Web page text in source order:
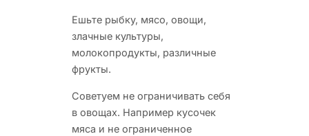
Ешьте рыбку, мясо, овощи,
злачные культуры,
молокопродукты, различные
фрукты.
Советуем не ограничивать себя
в овощах. Например кусочек
мяса и не ограниченное